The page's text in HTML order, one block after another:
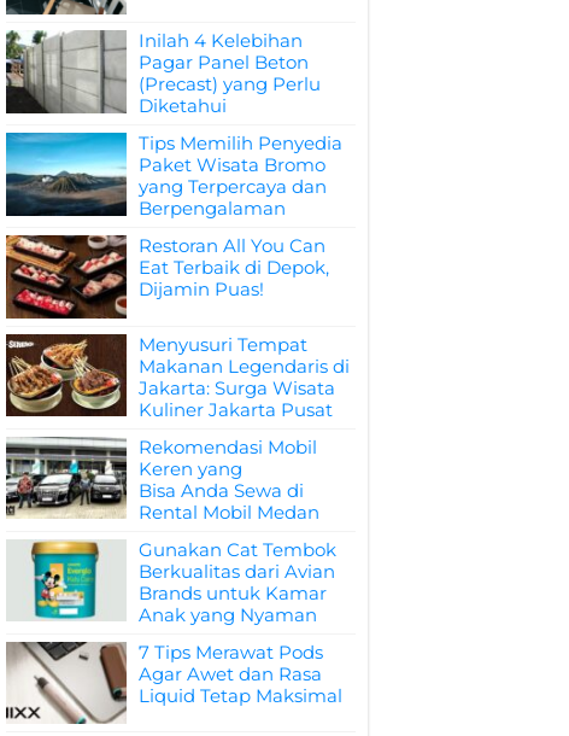
Inilah 4 Kelebihan
Pagar Panel Beton
(Precast) yang Perlu
Diketahui
Tips Memilih Penyedia
Paket Wisata Bromo
yang Terpercaya dan
Berpengalaman
Restoran All You Can
Eat Terbaik di Depok,
Dijamin Puas!
Menyusuri Tempat
Makanan Legendaris di
Jakarta: Surga Wisata
Kuliner Jakarta Pusat
Rekomendasi Mobil
Keren yang
Bisa Anda Sewa di
Rental Mobil Medan
Gunakan Cat Tembok
Berkualitas dari Avian
Brands untuk Kamar
Anak yang Nyaman
7 Tips Merawat Pods
Agar Awet dan Rasa
Liquid Tetap Maksimal